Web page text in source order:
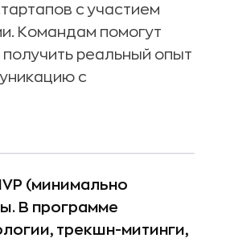
с участием
Командам помогут
реальный опыт
с
(минимально
В программе
трекшн-митинги,